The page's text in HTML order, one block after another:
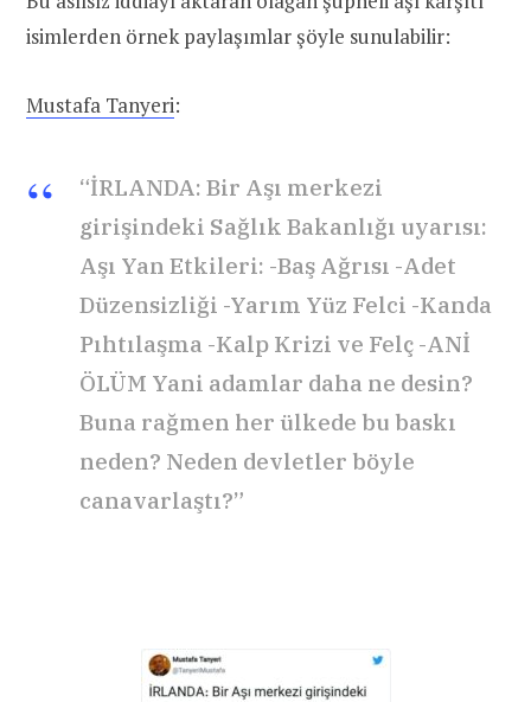
isimlerden örnek paylaşımlar şöyle sunulabilir:
Mustafa Tanyeri:
“İRLANDA: Bir Aşı merkezi
girişindeki Sağlık Bakanlığı uyarısı:
Aşı Yan Etkileri: -Baş Ağrısı -Adet
Düzensizliği -Yarım Yüz Felci -Kanda
Pıhtılaşma -Kalp Krizi ve Felç -ANİ
ÖLÜM Yani adamlar daha ne desin?
Buna rağmen her ülkede bu baskı
neden? Neden devletler böyle
canavarlaştı?”